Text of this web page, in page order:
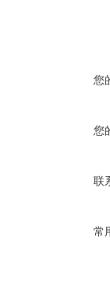
您
您
联
常